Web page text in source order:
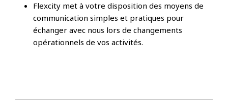
Flexcity met à votre disposition des moyens de
communication simples et pratiques pour
échanger avec nous lors de changements
opérationnels de vos activités.